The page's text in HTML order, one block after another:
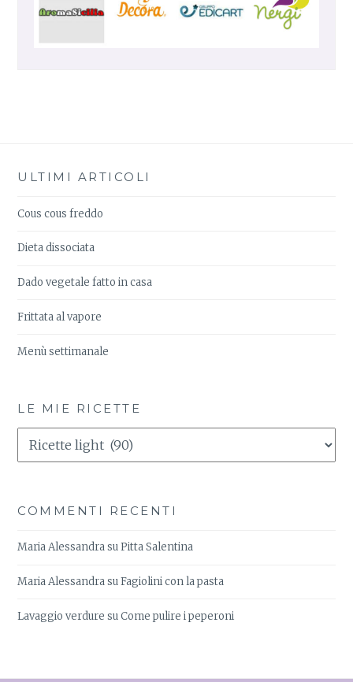
ULTIMI ARTICOLI
Cous cous freddo
Dieta dissociata
Dado vegetale fatto in casa
Frittata al vapore
Menù settimanale
LE MIE RICETTE
Mie
COMMENTI RECENTI
Maria AlessandrasuPitta Salentina
Maria AlessandrasuFagiolini con la pasta
Lavaggio verdure suCome pulire i peperoni